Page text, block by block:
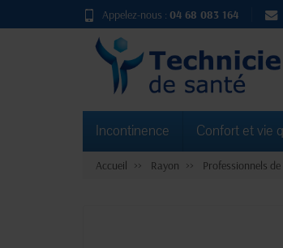
Appelez-nous : 04 68 083 164
Incontinence Confort et vie
Accueil Rayon Professionnels